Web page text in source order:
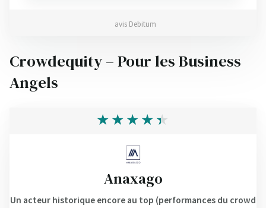
avis Debitum
Crowdequity – Pour les Business
Angels
Anaxago
Un acteur historique encore au top (performances du crowd